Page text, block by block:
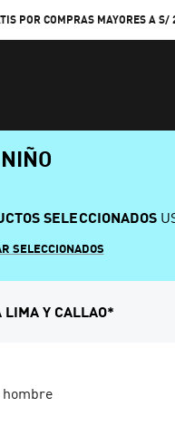
POR COMPRAS MAYORES A S/
SELECCIONADOS
SELECCIONADOS
LIMA Y CALLAO*
hombre